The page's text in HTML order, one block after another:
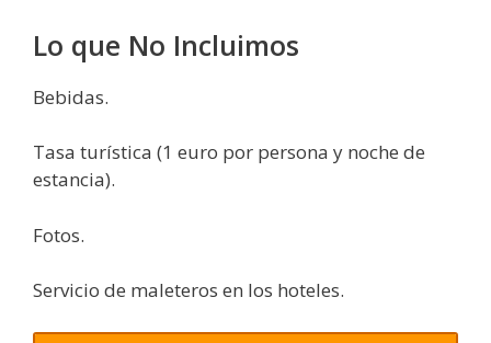
Lo que No Incluimos
Bebidas.
Tasa turística (1 euro por persona y noche de
estancia).
Fotos.
Servicio de maleteros en los hoteles.